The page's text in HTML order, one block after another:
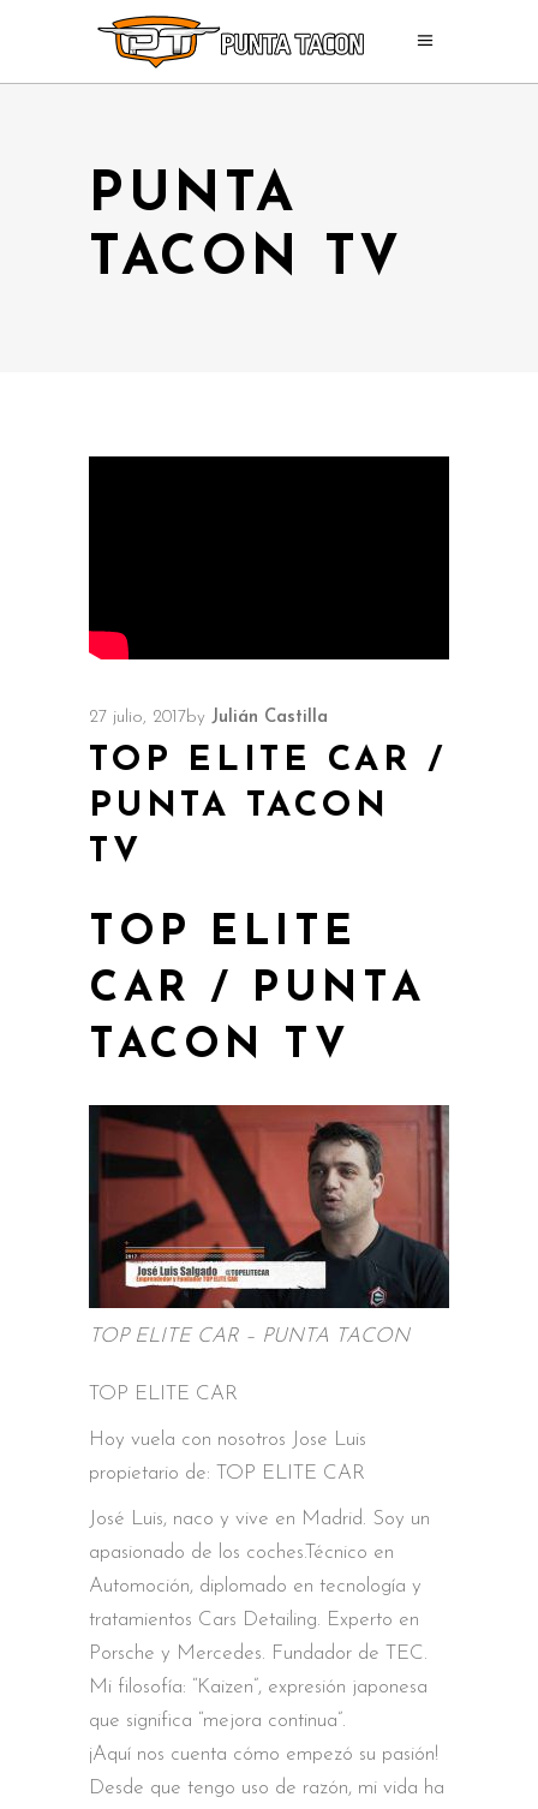
PUNTA
TACON TV
27 julio, 2017 by Julián Castilla
TOP ELITE CAR /
PUNTA TACON
TV
TOP ELITE
CAR / PUNTA
TACON TV
TOP ELITE CAR – PUNTA TACON
TOP ELITE CAR
Hoy vuela con nosotros Jose Luis
propietario de: TOP ELITE CAR
José Luis, naco y vive en Madrid. Soy un
apasionado de los coches.Técnico en
Automoción, diplomado en tecnología y
tratamientos Cars Detailing. Experto en
Porsche y Mercedes. Fundador de TEC.
Mi filosofía: “Kaizen”, expresión japonesa
que significa “mejora continua”.
¡Aquí nos cuenta cómo empezó su pasión!
Desde que tengo uso de razón, mi vida ha